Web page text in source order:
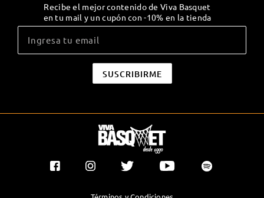
Recibe el mejor contenido de Viva Basquet
en tu mail y un cupón con -10% en la tienda